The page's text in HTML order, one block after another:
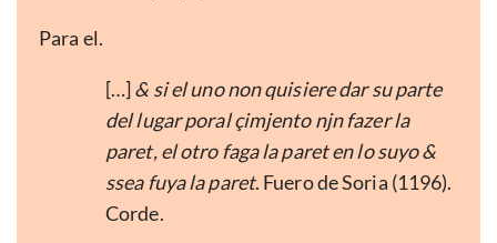
Para el.
[…]& si el uno non quisiere dar su parte
del lugar poral çimjento njn fazer la
paret, el otro faga la paret en lo suyo &
ssea fuya la paret. Fuero de Soria (1196).
Corde.